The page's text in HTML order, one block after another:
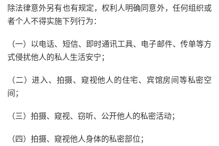
除法律意外另有也有规定，权利人明确同意外，任何组织或
者个人不得实施下列行为：
（一）以电话、短信、即时通讯工具、电子邮件、传单等方
式侵扰他人的私人生活安宁；
（二）进入、拍摄、窥视他人的住宅、宾馆房间等私密空
间；
（三）拍摄、窥视、窃听、公开他人的私密活动；
（四）拍摄、窥视他人身体的私密部位；